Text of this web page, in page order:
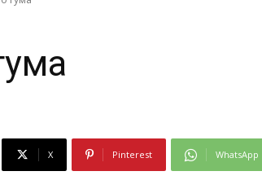
X Pinterest WhatsApp